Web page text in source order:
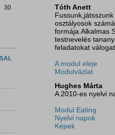
30
Tóth Anett
osztályosok
formája.Alkalmas
testnevelés
feladatokat
A modul eleje
Modulvázlat
Hughes Márta
A 2010-es nyelvi
Modul Eating
Nyelvi napok
Képek